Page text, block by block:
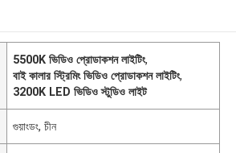
5500K ভিডিও প্রোডাকশন লাইটিং,
বাই কালার স্ট্রিমিং ভিডিও প্রোডাকশন লাইটিং,
3200K LED ভিডিও স্টুডিও লাইট
গুয়াংডং, চীন